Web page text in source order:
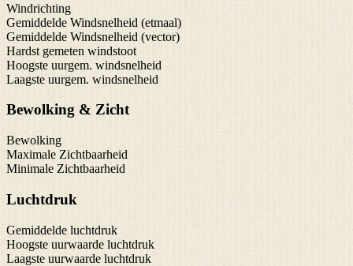
Windrichting
Gemiddelde Windsnelheid (etmaal)
Gemiddelde Windsnelheid (vector)
Hardst gemeten windstoot
Hoogste uurgem. windsnelheid
Laagste uurgem. windsnelheid
Bewolking & Zicht
Bewolking
Maximale Zichtbaarheid
Minimale Zichtbaarheid
Luchtdruk
Gemiddelde luchtdruk
Hoogste uurwaarde luchtdruk
Laagste uurwaarde luchtdruk